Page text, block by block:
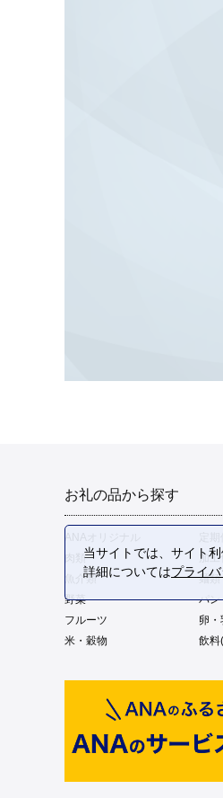
お礼の品から探す
肉類
加
魚介類
麺類
野菜
パン
フルーツ
卵・
米・穀物
飲料
当サイトでは、サイト
詳細についてはプライ